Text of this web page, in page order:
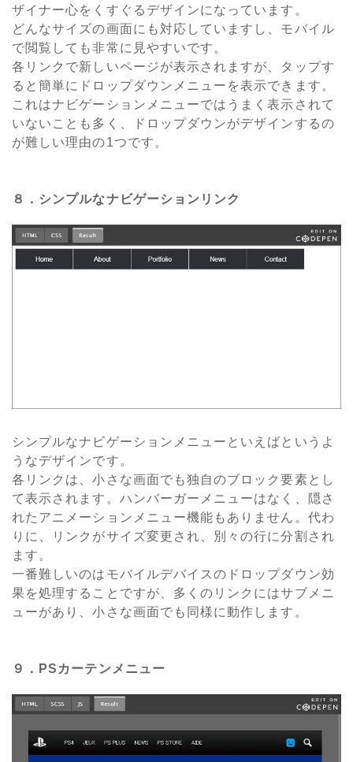
ザイナー心をくすぐるデザインになっています。
どんなサイズの画面にも対応していますし、モバイル
で閲覧しても非常に見やすいです。
各リンクで新しいページが表示されますが、タップす
ると簡単にドロップダウンメニューを表示できます。
これはナビゲーションメニューではうまく表示されて
いないことも多く、ドロップダウンがデザインするの
が難しい理由の1つです。
８．シンプルなナビゲーションリンク
シンプルなナビゲーションメニューといえばというよ
うなデザインです。
各リンクは、小さな画面でも独自のブロック要素とし
て表示されます。ハンバーガーメニューはなく、隠さ
れたアニメーションメニュー機能もありません。代わ
りに、リンクがサイズ変更され、別々の行に分割され
ます。
一番難しいのはモバイルデバイスのドロップダウン効
果を処理することですが、多くのリンクにはサブメニ
ューがあり、小さな画面でも同様に動作します。
９．PSカーテンメニュー